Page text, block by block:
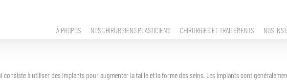
À PROPOS NOS CHIRURGIENS PLASTICIENS CHIRURGIES ET TRAITEMENTS NOS
à utiliser des implants pour augmenter la taille et la forme des seins. Les implants sont